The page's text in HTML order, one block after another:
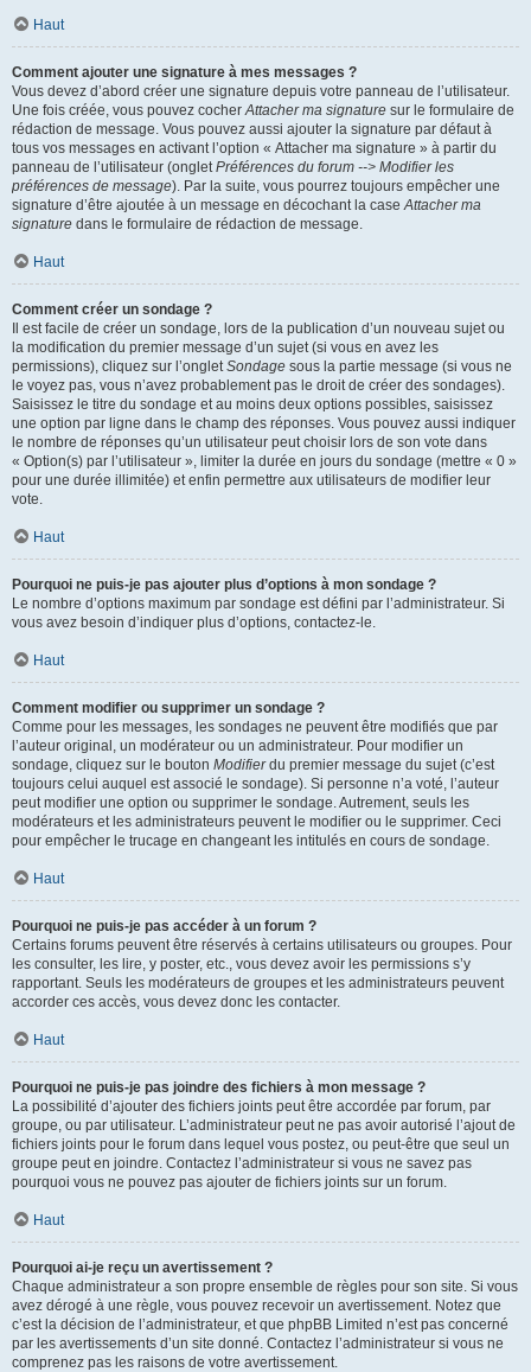
Haut
Comment ajouter une signature à mes messages ?
Vous devez d’abord créer une signature depuis votre panneau de l’utilisateur.
Une fois créée, vous pouvez cocherAttacher ma signature sur le formulaire de
rédaction de message. Vous pouvez aussi ajouter la signature par défaut à
tous vos messages en activant l’option « Attacher ma signature » à partir du
panneau de l’utilisateur (ongletPréférences du forum --> Modifier les
préférences de message). Par la suite, vous pourrez toujours empêcher une
signature d’être ajoutée à un message en décochant la caseAttacher ma
signature dans le formulaire de rédaction de message.
Haut
Comment créer un sondage ?
Il est facile de créer un sondage, lors de la publication d’un nouveau sujet ou
la modification du premier message d’un sujet (si vous en avez les
permissions), cliquez sur l’ongletSondage sous la partie message (si vous ne
le voyez pas, vous n’avez probablement pas le droit de créer des sondages).
Saisissez le titre du sondage et au moins deux options possibles, saisissez
une option par ligne dans le champ des réponses. Vous pouvez aussi indiquer
le nombre de réponses qu’un utilisateur peut choisir lors de son vote dans
« Option(s) par l’utilisateur », limiter la durée en jours du sondage (mettre « 0 »
pour une durée illimitée) et enfin permettre aux utilisateurs de modifier leur
vote.
Haut
Pourquoi ne puis-je pas ajouter plus d’options à mon sondage ?
Le nombre d’options maximum par sondage est défini par l’administrateur. Si
vous avez besoin d’indiquer plus d’options, contactez-le.
Haut
Comment modifier ou supprimer un sondage ?
Comme pour les messages, les sondages ne peuvent être modifiés que par
l’auteur original, un modérateur ou un administrateur. Pour modifier un
sondage, cliquez sur le bouton Modifierdu premier message du sujet (c’est
toujours celui auquel est associé le sondage). Si personne n’a voté, l’auteur
peut modifier une option ou supprimer le sondage. Autrement, seuls les
modérateurs et les administrateurs peuvent le modifier ou le supprimer. Ceci
pour empêcher le trucage en changeant les intitulés en cours de sondage.
Haut
Pourquoi ne puis-je pas accéder à un forum ?
Certains forums peuvent être réservés à certains utilisateurs ou groupes. Pour
les consulter, les lire, y poster, etc., vous devez avoir les permissions s’y
rapportant. Seuls les modérateurs de groupes et les administrateurs peuvent
accorder ces accès, vous devez donc les contacter.
Haut
Pourquoi ne puis-je pas joindre des fichiers à mon message ?
La possibilité d’ajouter des fichiers joints peut être accordée par forum, par
groupe, ou par utilisateur. L’administrateur peut ne pas avoir autorisé l’ajout de
fichiers joints pour le forum dans lequel vous postez, ou peut-être que seul un
groupe peut en joindre. Contactez l’administrateur si vous ne savez pas
pourquoi vous ne pouvez pas ajouter de fichiers joints sur un forum.
Haut
Pourquoi ai-je reçu un avertissement ?
Chaque administrateur a son propre ensemble de règles pour son site. Si vous
avez dérogé à une règle, vous pouvez recevoir un avertissement. Notez que
c’est la décision de l’administrateur, et que phpBB Limited n’est pas concerné
par les avertissements d’un site donné. Contactez l’administrateur si vous ne
comprenez pas les raisons de votre avertissement.